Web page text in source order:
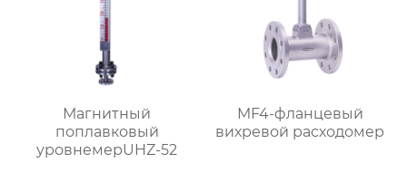
Магнитный
поплавковый
уровнемерUHZ-52
MF4-фланцевый
вихревой расходомер